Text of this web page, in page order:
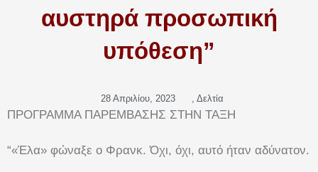
αυστηρά προσωπική
υπόθεση”
28 Απριλίου, 2023 , Δελτία
ΠΡΟΓΡΑΜΜΑ ΠΑΡΕΜΒΑΣΗΣ ΣΤΗΝ ΤΑΞΗ
“«Έλα» φώναξε ο Φρανκ. Όχι, όχι, αυτό ήταν αδύνατον.